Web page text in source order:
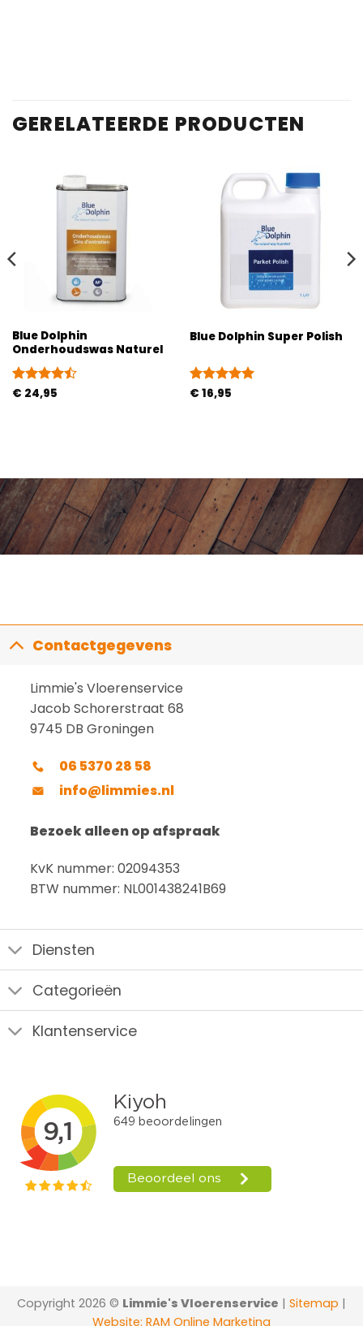
GERELATEERDE PRODUCTEN
Blue Dolphin
Onderhoudswas Naturel
Gewaardeerd
€ 24,95
Blue Dolphin Super Polish
Gewaardeerd
€ 16,95
Contactgegevens
Limmie's Vloerenservice
Jacob Schorerstraat 68
9745 DB Groningen
06 5370 28 58
info@limmies.nl
Bezoek alleen op afspraak
KvK nummer: 02094353
BTW nummer: NL001438241B69
Diensten
Categorieën
Klantenservice
Copyright 2026 © Limmie's Vloerenservice | Sitemap |
Website: RAM Online Marketing